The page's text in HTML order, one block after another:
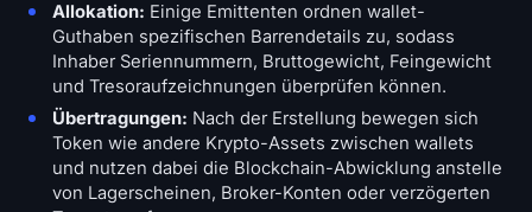
Allokation: Einige Emittenten ordnen wallet-
Guthaben spezifischen Barrendetails zu, sodass
Inhaber Seriennummern, Bruttogewicht, Feingewicht
und Tresoraufzeichnungen überprüfen können.
Übertragungen: Nach der Erstellung bewegen sich
Token wie andere Krypto-Assets zwischen wallets
und nutzen dabei die Blockchain-Abwicklung anstelle
von Lagerscheinen, Broker-Konten oder verzögerten